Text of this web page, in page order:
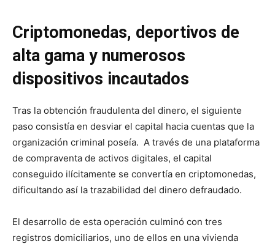
Criptomonedas, deportivos de
alta gama y numerosos
dispositivos incautados
Tras la obtención fraudulenta del dinero, el siguiente
paso consistía en desviar el capital hacia cuentas que la
organización criminal poseía. A través de una plataforma
de compraventa de activos digitales, el capital
conseguido ilícitamente se convertía en criptomonedas,
dificultando así la trazabilidad del dinero defraudado.
El desarrollo de esta operación culminó con tres
registros domiciliarios, uno de ellos en una vivienda